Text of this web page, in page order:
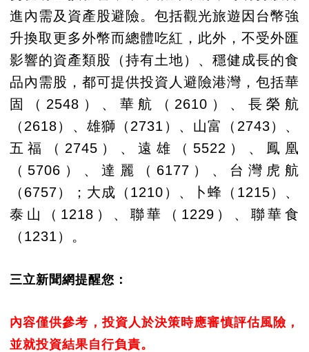
進內需及資產股避險。包括觀光旅遊因台幣強
升換取更多外幣而總體吃紅，此外，不受外匯
影響的資產類股（持有土地）、穩健成長的食
品內需股，都可提供投資人避險港灣，包括華
固（2548）、華航（2610）、長榮航
（2618）、雄獅（2731）、山富（2743）、
五福（2745）、遠雄（5522）、鳳凰
（5706）、達麗（6177）、台灣虎航
（6757）；大成（1210）、卜蜂（1215）、
泰山（1218）、聯華（1229）、聯華食
（1231）。
三立新聞網提醒您：
內容僅供參考，投資人於決策時應審慎評估風險，
並就投資結果自行負責。